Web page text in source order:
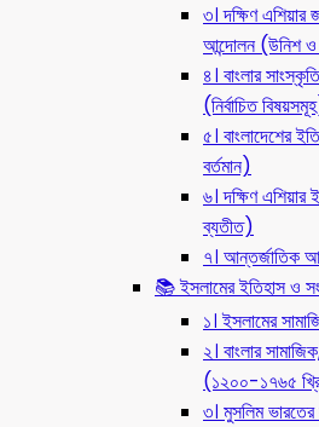
৩। দক্ষিণ এশিয়ার
আন্দোলন (উনিশ
৪। বাংলার
(নির্বাচিত
৫। বাংলাদেশের
বর্তমান)
৬। দক্ষিণ
ব্যতীত)
৭। আন্তর্জাতিক
📚 ইসলামের ইতিহাস ও
১। ইসলামের
২। বাংলার
(১২০০-১৭৬৫
৩। মুসলিম